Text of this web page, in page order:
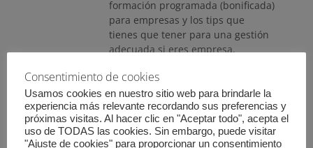
formación programada (bonificada)
para empresas y los tips que
tienes que tener para una gestión
adecuada si eres empresa,
o gestoría.
Consentimiento de cookies
Usamos cookies en nuestro sitio web para brindarle la
experiencia más relevante recordando sus preferencias y
próximas visitas. Al hacer clic en "Aceptar todo", acepta el
uso de TODAS las cookies. Sin embargo, puede visitar
"Ajuste de cookies" para proporcionar un consentimiento